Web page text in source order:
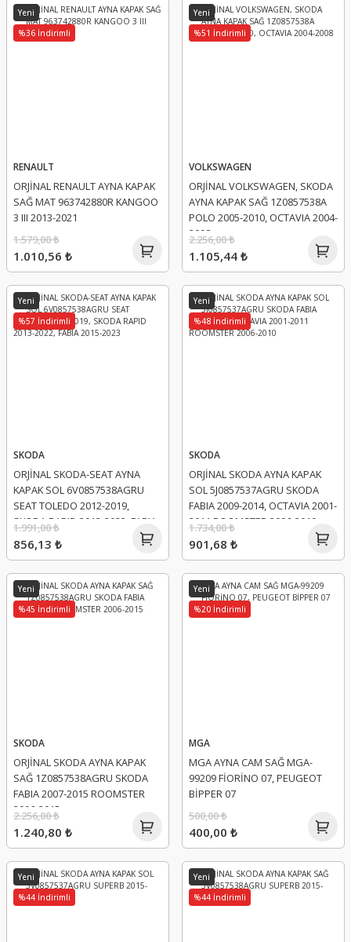
Yeni
%36 İndirimli
RENAULT
ORJİNAL RENAULT AYNA KAPAK
SAĞ MAT 963742880R KANGOO
3 III 2013-2021
1.010,56 ₺
1.579,00 ₺
Yeni
%51 İndirimli
VOLKSWAGEN
ORJİNAL VOLKSWAGEN, SKODA
AYNA KAPAK SAĞ 1Z0857538A
POLO 2005-2010, OCTAVIA 2004-
2008
1.105,44 ₺
2.256,00 ₺
Yeni
%57 İndirimli
SKODA
ORJİNAL SKODA-SEAT AYNA
KAPAK SOL 6V0857538AGRU
SEAT TOLEDO 2012-2019,
SKODA RAPID 2013-2022, FABIA
2015-2023
856,13 ₺
1.991,00 ₺
Yeni
%48 İndirimli
SKODA
ORJİNAL SKODA AYNA KAPAK
SOL 5J0857537AGRU SKODA
FABIA 2009-2014, OCTAVIA 2001-
2011 ROOMSTER 2006-2010
901,68 ₺
1.734,00 ₺
Yeni
%45 İndirimli
SKODA
ORJİNAL SKODA AYNA KAPAK
SAĞ 1Z0857538AGRU SKODA
FABIA 2007-2015 ROOMSTER
2006-2015
1.240,80 ₺
2.256,00 ₺
Yeni
%20 İndirimli
MGA
MGA AYNA CAM SAĞ MGA-
99209 FİORİNO 07, PEUGEOT
BİPPER 07
400,00 ₺
500,00 ₺
Yeni
%44 İndirimli
Yeni
%44 İndirimli